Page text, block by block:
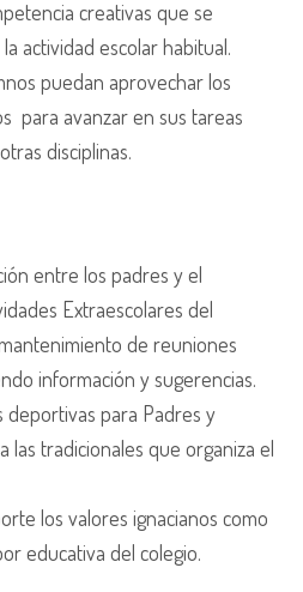
creativas que se
actividad escolar habitual.
puedan aprovechar los
para avanzar en sus tareas
disciplinas.
entre los padres y el
Extraescolares del
de reuniones
información y sugerencias.
deportivas para Padres y
las tradicionales que organiza el
los valores ignacianos como
educativa del colegio.